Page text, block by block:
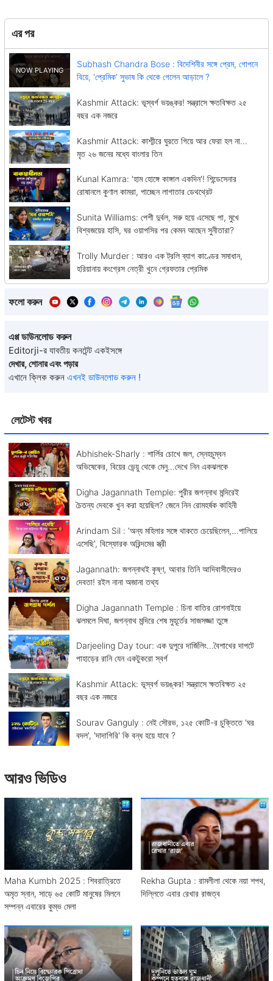
লেটেস্ট খবর
Abhishek-Sharly : শার্লির চোখে জল, স্নেহচুম্বন
অভিষেকের, বিয়ের ভেন্য়ু থেকে মেনু...দেখে নিন একঝলকে
Digha Jagannath Temple: পুরীর জগন্নাথ মন্দিরেই
চৈতন্য দেবকে খুন করা হয়েছিল? জেনে নিন রোমহর্ষক কাহিনী
Arindam Sil : 'অন্য মহিলার সঙ্গে থাকতে চেয়েছিলেন,...পালিয়ে
এসেছি', বিস্ফোরক অরিন্দমের স্ত্রী
Jagannath: জগন্নাথই কৃষ্ণ, আবার তিনি আদিবাসীদেরও
দেবতা! রইল নানা অজানা তথ্য
Digha Jagannath Temple : চিনা বাতির রোশনাইয়ে
ঝলমলে দিঘা, জগন্নাথ মন্দিরে শেষ মুহূর্তের সাজসজ্জা তুঙ্গে
Darjeeling Day tour: এক দুপুরে দার্জিলিং...বৈশাখের দাপটে
পাহাড়ের রানি যেন একটুকরো স্বর্গ
Kashmir Attack: ভূস্বর্গ ভয়ঙ্কর! সন্ত্রাসে ক্ষতবিক্ষত ২৫
বছর এক নজরে
Sourav Ganguly : নেই সৌরভ, ১২৫ কোটি-র চুক্তিতে 'ঘর
বদল', 'দাদাগিরি' কি বন্ধ হয়ে যাবে ?
এর পর
Subhash Chandra Bose : বিদেশিনীর সঙ্গে প্রেম, গোপনে
বিয়ে, 'প্রেমিক' সুভাষ কি থেকে গেলেন আড়ালে ?
Kashmir Attack: ভূস্বর্গ ভয়ঙ্কর! সন্ত্রাসে ক্ষতবিক্ষত ২৫
বছর এক নজরে
Kashmir Attack: কাশ্মীরে ঘুরতে গিয়ে আর ফেরা হল না...
মৃত ২৬ জনের মধ্যে বাংলার তিন
Kunal Kamra: 'হাম হোঙ্গে কাঙ্গাল একদিন'! শিন্ডেসেনার
রোষানলে কুণাল কামরা, পাচ্ছেন লাগাতার ডেথথ্রেট
Sunita Williams: পেশী দুর্বল, সরু হয়ে এসেছে পা, মুখে
বিশ্বজয়ের হাসি, ঘর ওয়াপসির পর কেমন আছেন সুনীতারা?
Trolly Murder : আরও এক ট্রলি ব্যাগ কাণ্ডের সমাধান,
হরিয়ানায় কংগ্রেস নেত্রী খুনে গ্রেফতার প্রেমিক
ফলো করুন
এপ্প ডাউনলোড করুন
Editorji-র যাবতীয় কনটেন্ট একইসঙ্গে
দেখার, শোনার এবং পড়ার
এখানে ক্লিক করুন এখনই ডাউনলোড করুন !
আরও ভিডিও
Maha Kumbh 2025 : শিবরাত্রিতে
অমৃত স্নান, সাড়ে ৬৫ কোটি মানুষের মিলনে
সম্পন্ন এবারের কুম্ভ মেলা
Rekha Gupta : রামলীলা থেকে নয়া শপথ,
দিল্লিতে এবার রেখার রাজত্ব